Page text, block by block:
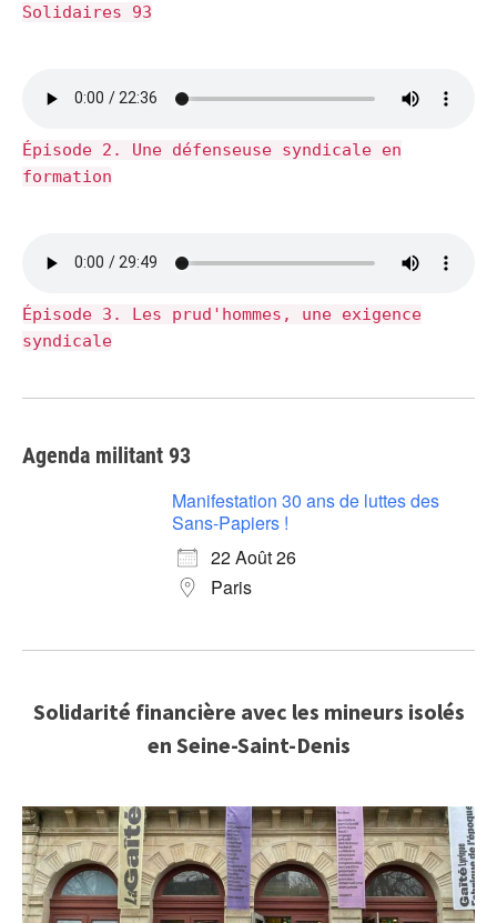
Solidaires 93
Épisode 2. Une défenseuse syndicale en
formation
Épisode 3. Les prud'hommes, une exigence
syndicale
Agenda militant 93
Manifestation 30 ans de luttes des
Sans-Papiers !
22 Août 26
Paris
Solidarité financière avec les mineurs isolés
en Seine-Saint-Denis